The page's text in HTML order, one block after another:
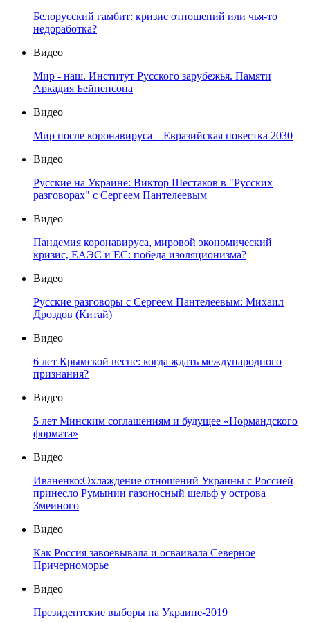
Белорусский гамбит: кризис отношений или чья-то
недоработка?
Видео
Мир - наш. Институт Русского зарубежья. Памяти
Аркадия Бейненсона
Видео
Мир после коронавируса – Евразийская повестка 2030
Видео
Русские на Украине: Виктор Шестаков в "Русских
разговорах" с Сергеем Пантелеевым
Видео
Пандемия коронавируса, мировой экономический
кризис, ЕАЭС и ЕС: победа изоляционизма?
Видео
Русские разговоры с Сергеем Пантелеевым: Михаил
Дроздов (Китай)
Видео
6 лет Крымской весне: когда ждать международного
признания?
Видео
5 лет Минским соглашениям и будущее «Нормандского
формата»
Видео
Иваненко:Охлаждение отношений Украины с Россией
принесло Румынии газоносный шельф у острова
Змеиного
Видео
Как Россия завоёвывала и осваивала Северное
Причерноморье
Видео
Президентские выборы на Украине-2019